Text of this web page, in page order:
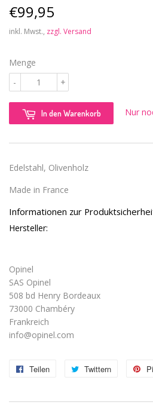
€99,95
inkl. Mwst., zzgl. Versand
Menge
+
-
In den Warenkorb Nur
Edelstahl, Olivenholz
Made in France
Informationen zur
Hersteller:
Opinel
SAS Opinel
508 bd Henry Bordeaux
73000 Chambéry
Frankreich
info@opinel.com
Teilen
teilen
Twittern
twittern